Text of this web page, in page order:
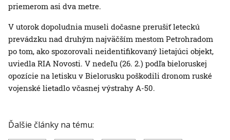
priemerom asi dva metre.
V utorok dopoludnia museli dočasne prerušiť leteckú
prevádzku nad druhým najväčším mestom Petrohradom
po tom, ako spozorovali neidentifikovaný lietajúci objekt,
uviedla RIA Novosti. V nedeľu (26. 2.) podľa bieloruskej
opozície na letisku v Bielorusku poškodili dronom ruské
vojenské lietadlo včasnej výstrahy A-50.
Ďalšie články na tému: